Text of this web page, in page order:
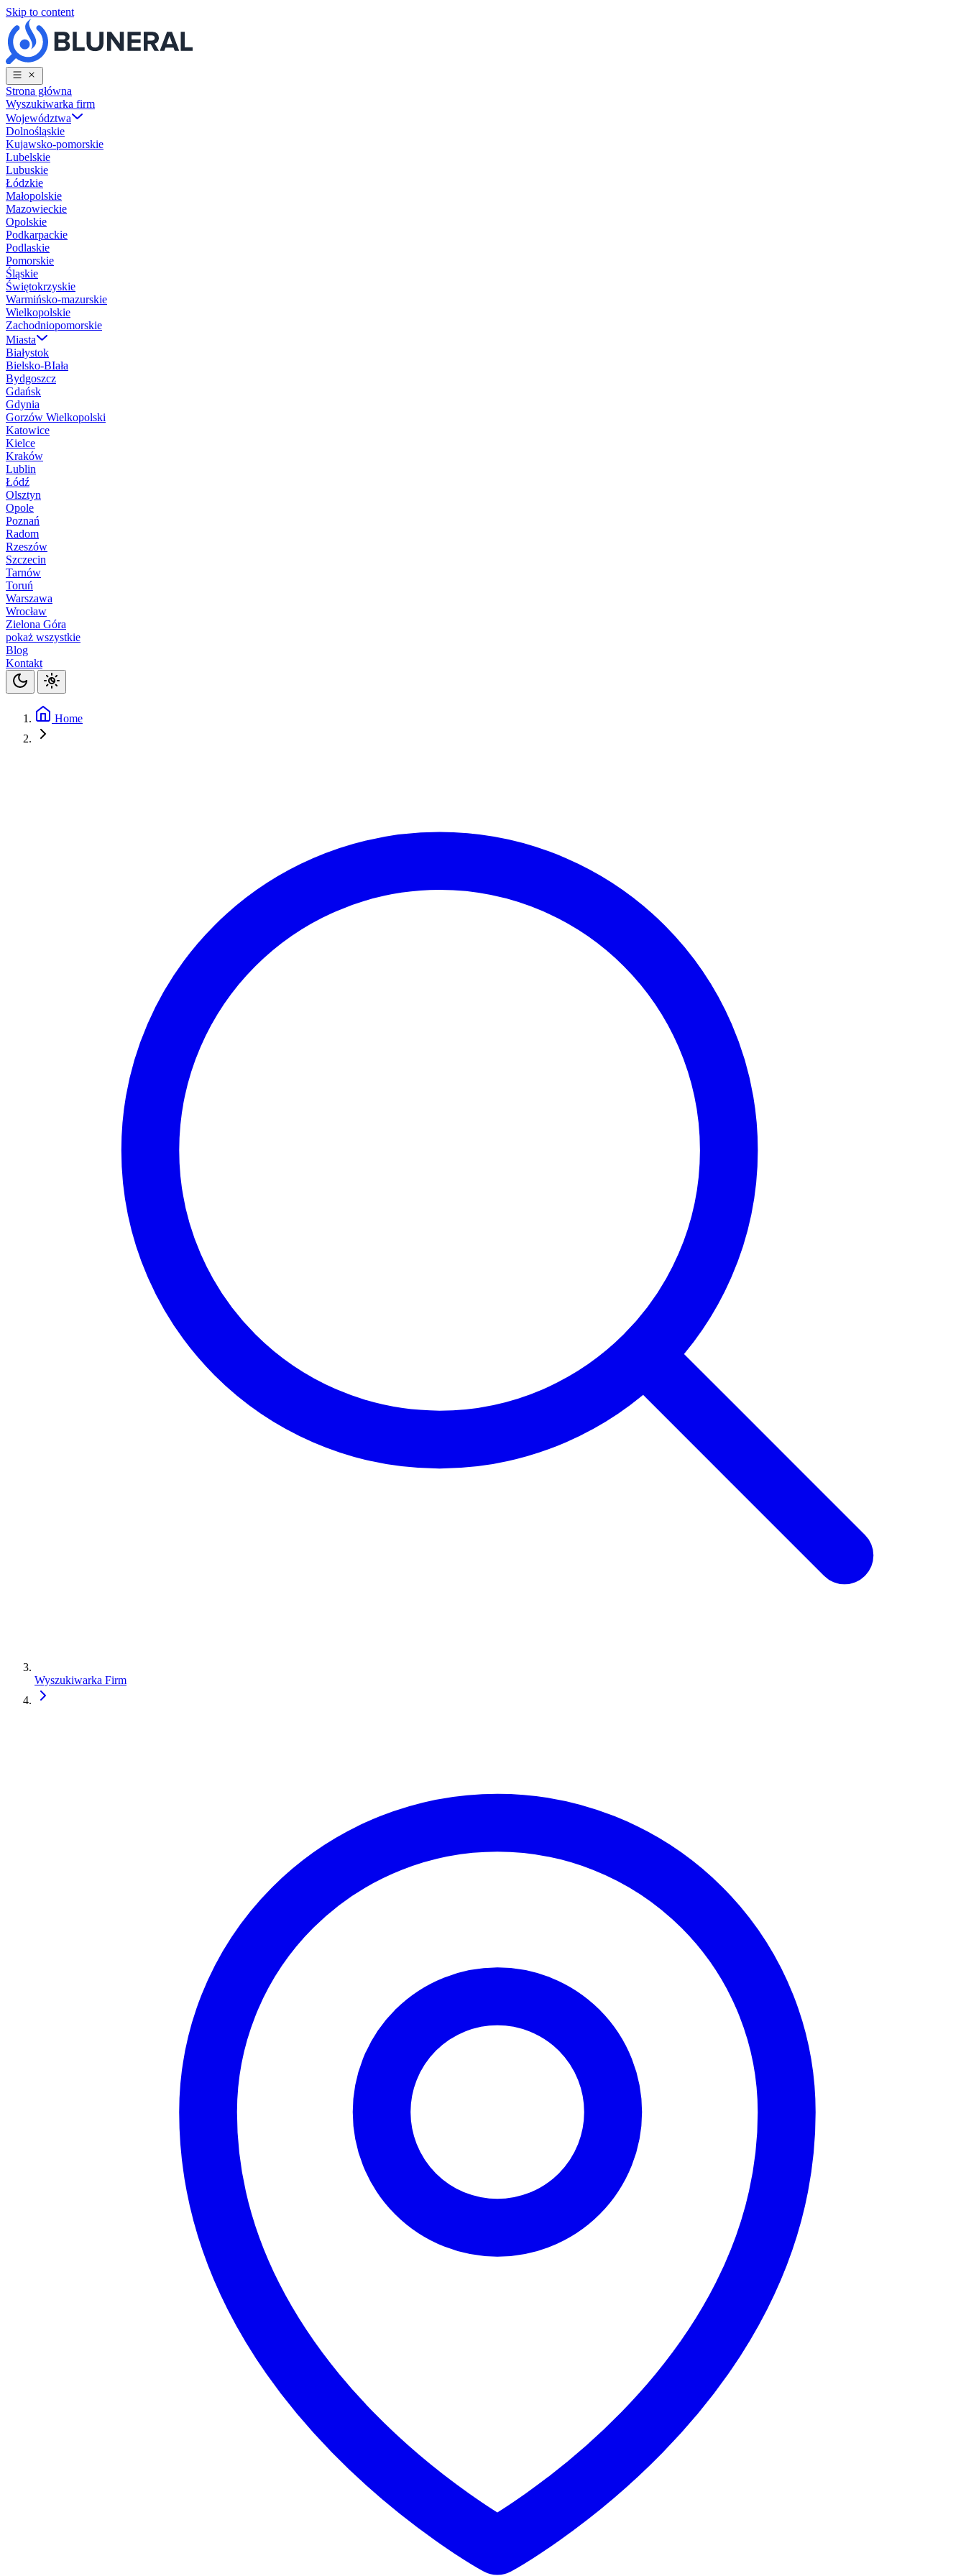
Skip to content
Strona główna
Wyszukiwarka firm
Województwa
Dolnośląskie
Kujawsko-pomorskie
Lubelskie
Lubuskie
Łódzkie
Małopolskie
Mazowieckie
Opolskie
Podkarpackie
Podlaskie
Pomorskie
Śląskie
Świętokrzyskie
Warmińsko-mazurskie
Wielkopolskie
Zachodniopomorskie
Miasta
Białystok
Bielsko-BIała
Bydgoszcz
Gdańsk
Gdynia
Gorzów Wielkopolski
Katowice
Kielce
Kraków
Lublin
Łódź
Olsztyn
Opole
Poznań
Radom
Rzeszów
Szczecin
Tarnów
Toruń
Warszawa
Wrocław
Zielona Góra
pokaż wszystkie
Blog
Kontakt
Home
Wyszukiwarka Firm